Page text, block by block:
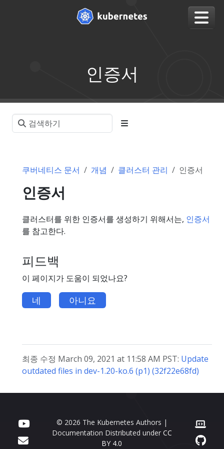
인증서
쿠버네티스 문서 개념 클러스터 관리 인증서
인증서
클러스터를 위한 인증서를 생성하기 위해서는, 인증서
를 참고한다.
피드백
이 페이지가 도움이 되었나요?
네 아니요
최종 수정 March 09, 2021 at 11:58 AM PST: Update
outdated files in dev-1.20-ko.6 (p1) (32f22e68fd)
© 2026 The Kubernetes Authors |
Documentation Distributed under CC
BY 4.0